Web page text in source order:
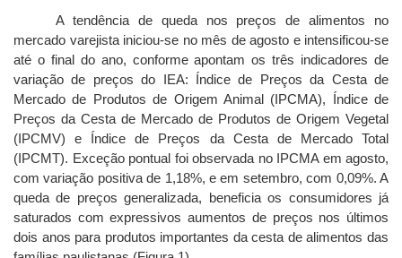
A tendência de queda nos preços de alimentos no
mercado varejista iniciou-se no mês de agosto e intensificou-se
até o final do ano, conforme apontam os três indicadores de
variação de preços do IEA: Índice de Preços da Cesta de
Mercado de Produtos de Origem Animal (IPCMA), Índice de
Preços da Cesta de Mercado de Produtos de Origem Vegetal
(IPCMV) e Índice de Preços da Cesta de Mercado Total
(IPCMT). Exceção pontual foi observada no IPCMA em agosto,
com variação positiva de 1,18%, e em setembro, com 0,09%. A
queda de preços generalizada, beneficia os consumidores já
saturados com expressivos aumentos de preços nos últimos
dois anos para produtos importantes da cesta de alimentos das